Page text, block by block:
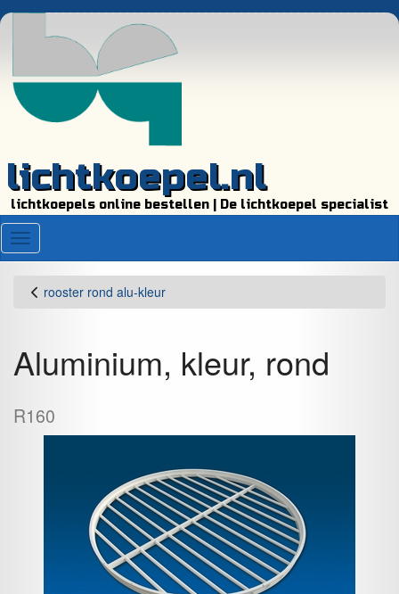
lichtkoepel.nl
lichtkoepels online bestellen | De lichtkoepel specialist
Menu
rooster rond alu-kleur
Aluminium, kleur, rond
R160